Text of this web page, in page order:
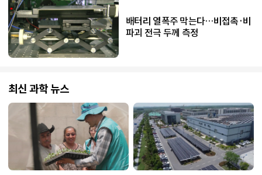
배터리 열폭주 막는다…비접촉·비
파괴 전극 두께 측정
최신 과학 뉴스